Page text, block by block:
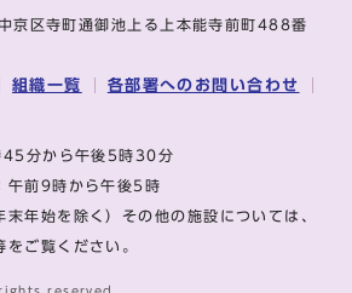
区寺町通御池上る上本能寺前町488番
組織一覧 各部署へのお問い合わせ
45分から午後5時30分
午前9時から午後5時
末年始を除く）その他の施設については、
ご覧ください。